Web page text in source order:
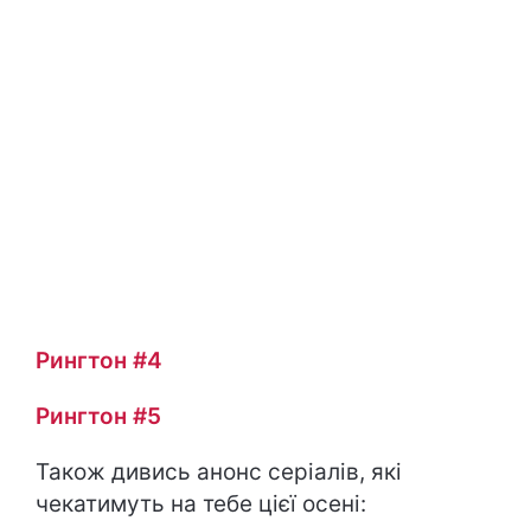
Рингтон #4
Рингтон #5
Також дивись анонс серіалів, які
чекатимуть на тебе цієї осені: